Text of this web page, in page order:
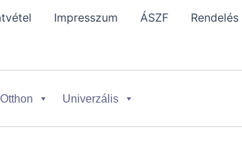
Impresszum ÁSZF
Otthon Univerzális